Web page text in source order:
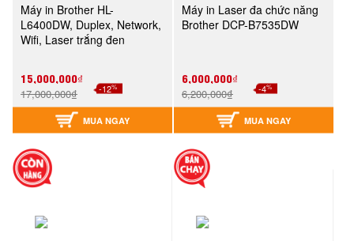
Máy in Brother HL-
L6400DW, Duplex, Network,
Wifi, Laser trắng đen
15,000,000₫
17,000,000₫ -12%
MUA NGAY
Máy in Laser đa chức năng
Brother DCP-B7535DW
6,000,000₫
6,200,000₫ -4%
MUA NGAY